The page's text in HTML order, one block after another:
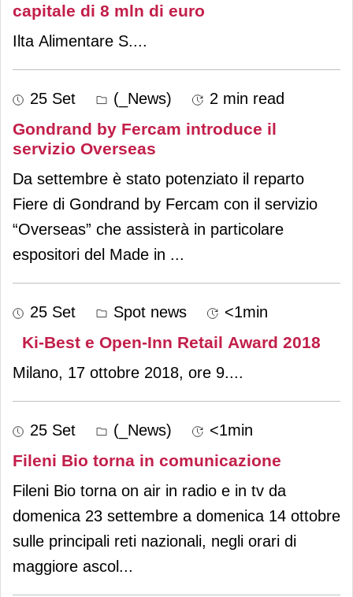
capitale di 8 mln di euro
Ilta Alimentare S....
25 Set (_News) 2 min read
Gondrand by Fercam introduce il
servizio Overseas
Da settembre è stato potenziato il reparto
Fiere di Gondrand by Fercam con il servizio
“Overseas” che assisterà in particolare
espositori del Made in ...
25 Set Spot news <1min
Ki-Best e Open-Inn Retail Award 2018
Milano, 17 ottobre 2018, ore 9....
25 Set (_News) <1min
Fileni Bio torna in comunicazione
Fileni Bio torna on air in radio e in tv da
domenica 23 settembre a domenica 14 ottobre
sulle principali reti nazionali, negli orari di
maggiore ascol ...